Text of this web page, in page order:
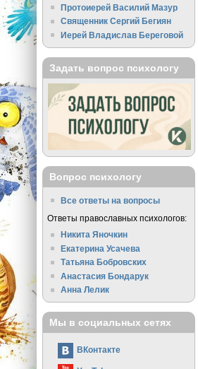
Протоиерей Василий Мазур
Священник Сергий Бегиян
Иерей Владислав Береговой
Задать вопрос психологу
Вопрос психологу
Все ответы на вопросы
Ответы православных психологов:
Никита Яночкин
Екатерина Усачева
Татьяна Бобровских
Анастасия Бондарук
Анна Лелик
Мы в социальных сетях
ВКонтакте